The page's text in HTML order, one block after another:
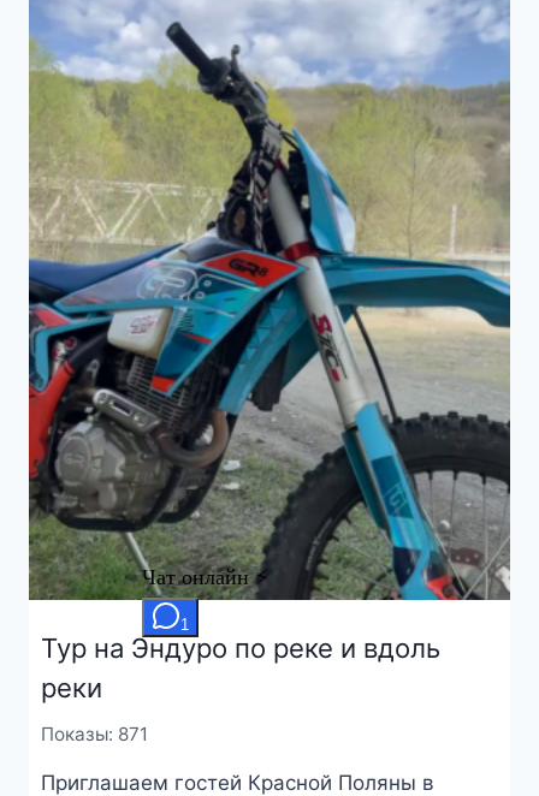
Тур на Эндуро по реке и вдоль
реки
Показы: 871
Приглашаем гостей Красной Поляны в